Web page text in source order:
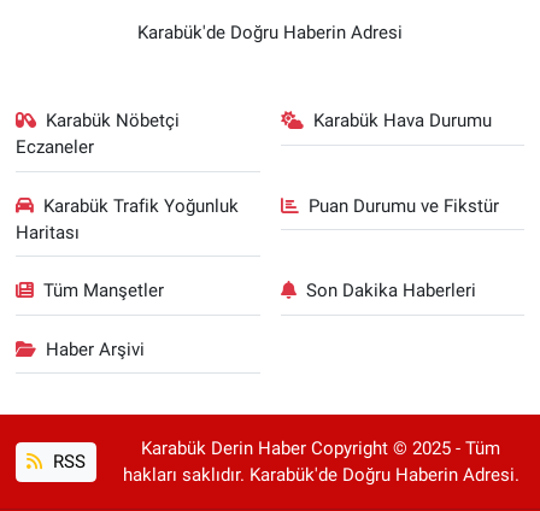
Karabük'de Doğru Haberin Adresi
Karabük Nöbetçi
Eczaneler
Karabük Hava Durumu
Karabük Trafik Yoğunluk
Haritası
Puan Durumu ve Fikstür
Tüm Manşetler Son Dakika Haberleri
Haber Arşivi
RSS
Karabük Derin Haber Copyright © 2025 - Tüm
hakları saklıdır. Karabük'de Doğru Haberin Adresi.